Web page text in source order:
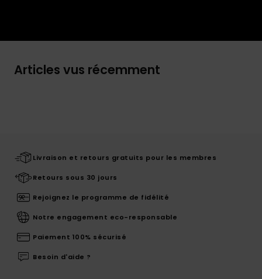
Articles vus récemment
Livraison et retours gratuits pour les membres
Retours sous 30 jours
Rejoignez le programme de fidélité
Notre engagement eco-responsable
Paiement 100% sécurisé
Besoin d'aide ?